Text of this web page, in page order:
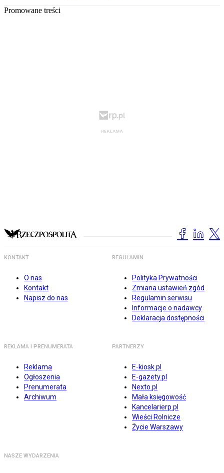
Promowane treści
KONTAKT
O nas
Kontakt
Napisz do nas
REGULAMIN
Polityka Prywatności
Zmiana ustawień zgód
Regulamin serwisu
Informacje o nadawcy
Deklaracja dostępności
REKLAMA I PRENUMERATA
Reklama
Ogłoszenia
Prenumerata
Archiwum
PARTNERZY
E-kiosk.pl
E-gazety.pl
Nexto.pl
Mała księgowość
Kancelarierp.pl
Wieści Rolnicze
Życie Warszawy
NASZE WYDARZENIA